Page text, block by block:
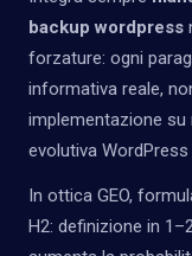
backup wordpress
forzature: ogni
informativa reale,
implementazione su
evolutiva WordPress
In ottica GEO,
H2: definizione in